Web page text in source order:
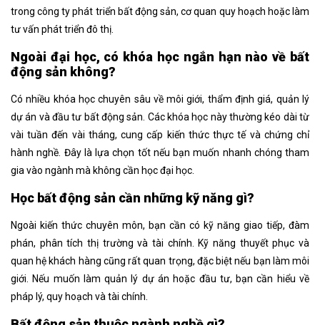
trong công ty phát triển bất động sản, cơ quan quy hoạch hoặc làm
tư vấn phát triển đô thị.
Ngoài đại học, có khóa học ngắn hạn nào về bất
động sản không?
Có nhiều khóa học chuyên sâu về môi giới, thẩm định giá, quản lý
dự án và đầu tư bất động sản. Các khóa học này thường kéo dài từ
vài tuần đến vài tháng, cung cấp kiến thức thực tế và chứng chỉ
hành nghề. Đây là lựa chọn tốt nếu bạn muốn nhanh chóng tham
gia vào ngành mà không cần học đại học.
Học bất động sản cần những kỹ năng gì?
Ngoài kiến thức chuyên môn, bạn cần có kỹ năng giao tiếp, đàm
phán, phân tích thị trường và tài chính. Kỹ năng thuyết phục và
quan hệ khách hàng cũng rất quan trọng, đặc biệt nếu bạn làm môi
giới. Nếu muốn làm quản lý dự án hoặc đầu tư, bạn cần hiểu về
pháp lý, quy hoạch và tài chính.